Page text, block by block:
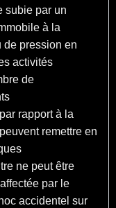
subie par un
à la
de pression en
activités
de
rapport à la
remettre en
ne peut être
par le
accidentel sur